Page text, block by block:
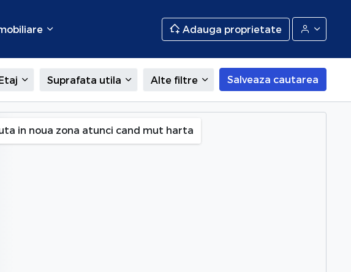
Adauga proprietate
Suprafata utila Alte filtre Salveaza cautarea
Galati
in noua zona atunci cand mut harta